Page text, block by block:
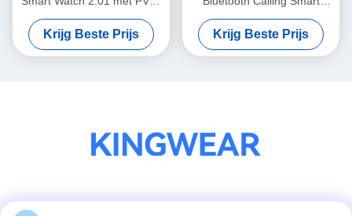
metaalframe en 300mAh
batterij
Krijg Beste Prijs
Watch met groot rond
scherm
Krijg Beste Prijs